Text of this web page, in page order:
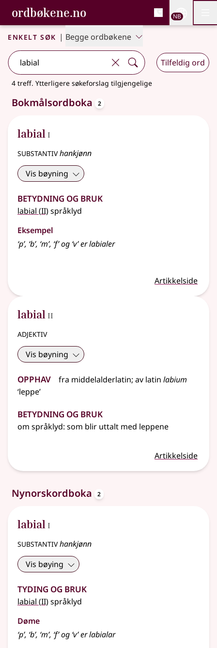
Gå til hovedinnhold
Tilgjengelighet
ordbøkene.no, Bokmålsordboka og
Bokmålsordboka og Nynorskordboka
NB
Enkelt søk | Begge ordbøkene
Tilfeldig ord
4 treff. Ytterligere søkeforslag tilgjengelige
Bokmålsordboka 2
labial 1
I
substantivhankjønn
Vis bøyning
Betydning og bruk
labial (2
II)språklyd
Eksempel
‘p’, ‘b’, ‘m’, ‘f’ og ‘v’ erlabialer
Artikkelside
labial 2
II
adjektiv
Vis bøyning
Opphav fra middelalderlatin; av latin labium
‘leppe’
Betydning og bruk
om språklyd: som blir uttalt med leppene
Artikkelside
Nynorskordboka 2
labial 1
I
substantivhankjønn
Vis bøying
Tyding og bruk
labial (2
II)språklyd
Døme
‘p’, ‘b’, ‘m’, ‘f’ og ‘v’ er labialar